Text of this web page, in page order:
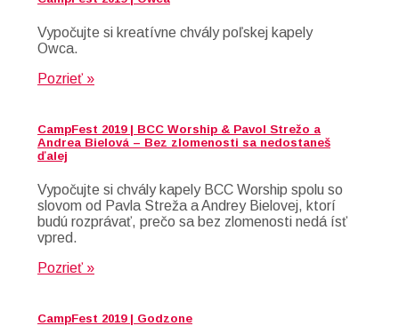
Vypočujte si kreatívne chvály poľskej kapely
Owca.
Pozrieť »
CampFest 2019 | BCC Worship & Pavol Strežo a
Andrea Bielová – Bez zlomenosti sa nedostaneš
ďalej
Vypočujte si chvály kapely BCC Worship spolu so
slovom od Pavla Streža a Andrey Bielovej, ktorí
budú rozprávať, prečo sa bez zlomenosti nedá ísť
vpred.
Pozrieť »
CampFest 2019 | Godzone